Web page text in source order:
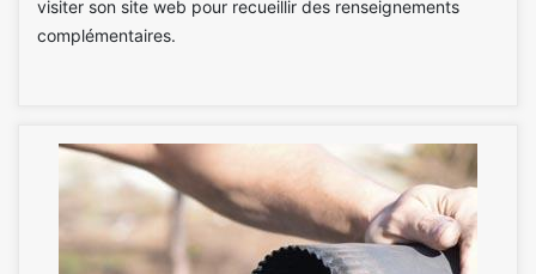
visiter son site web pour recueillir des renseignements
complémentaires.